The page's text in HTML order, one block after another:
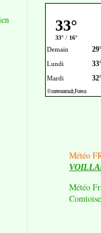
Météo
Météo